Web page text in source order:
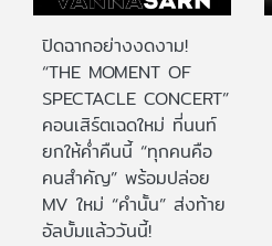
ปิดฉากอย่างงดงาม!
“THE MOMENT OF
SPECTACLE CONCERT”
คอนเสิร์ตเฉดใหม่ ที่นนท์
ยกให้ค่ำคืนนี้ “ทุกคนคือ
คนสำคัญ” พร้อมปล่อย
MV ใหม่ “คำนั้น” ส่งท้าย
อัลบั้มแล้ววันนี้!